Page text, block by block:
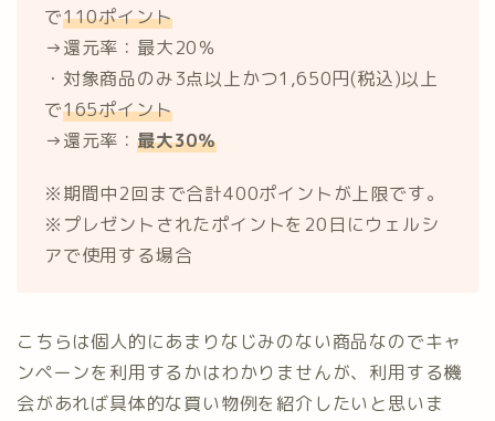
で110ポイント
→還元率：最大20％
・対象商品のみ3点以上かつ1,650円(税込)以上
で165ポイント
→還元率： 最大30％
※期間中2回まで合計400ポイントが上限です。
※プレゼントされたポイントを20日にウェルシ
アで使用する場合
こちらは個人的にあまりなじみのない商品なのでキャ
ンペーンを利用するかはわかりませんが、利用する機
会があれば具体的な買い物例を紹介したいと思いま